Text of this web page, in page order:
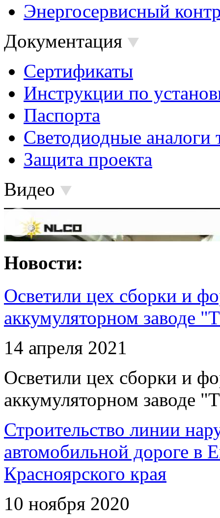
Энергосервисный
Документация
Сертификаты
Инструкции по
Паспорта
Светодиодные аналоги
Защита проекта
Видео
Новости:
Осветили цех сборки и
аккумуляторном заводе
14 апреля 2021
Осветили цех сборки и
аккумуляторном заводе
Строительство линии
автомобильной дороге в
Красноярского края
10 ноября 2020